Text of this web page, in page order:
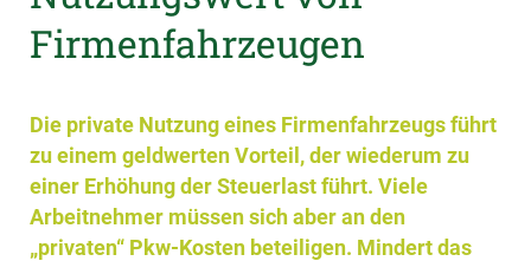
Firmenfahrzeugen
Die private Nutzung eines Firmenfahrzeugs führt
zu einem geldwerten Vorteil, der wiederum zu
einer Erhöhung der Steuerlast führt. Viele
Arbeitnehmer müssen sich aber an den
„privaten“ Pkw-Kosten beteiligen. Mindert das